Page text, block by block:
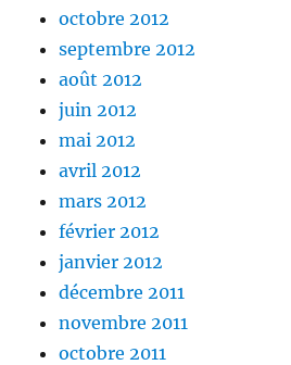
octobre 2012
septembre 2012
août 2012
juin 2012
mai 2012
avril 2012
mars 2012
février 2012
janvier 2012
décembre 2011
novembre 2011
octobre 2011